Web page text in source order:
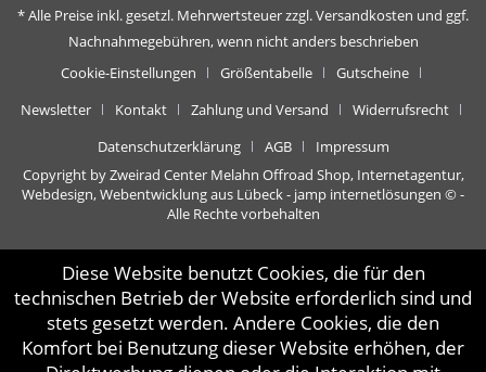
* Alle Preise inkl. gesetzl. Mehrwertsteuer zzgl.Versandkosten und ggf.
Nachnahmegebühren, wenn nicht anders beschrieben
Cookie-Einstellungen
Größentabelle
Gutscheine
Newsletter
Kontakt Zahlung und Versand
Widerrufsrecht
Datenschutzerklärung
AGB
Impressum
Copyright by Zweirad Center Melahn Offroad Shop, Internetagentur,
Webdesign, Webentwicklung aus Lübeck - jamp internetlösungen © -
Alle Rechte vorbehalten
Diese Website benutzt Cookies, die für den
technischen Betrieb der Website erforderlich sind und
stets gesetzt werden. Andere Cookies, die den
Komfort bei Benutzung dieser Website erhöhen, der